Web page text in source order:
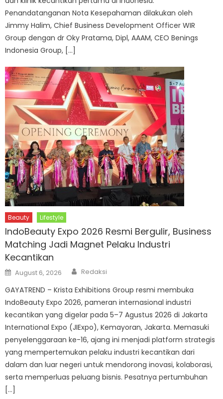
Penandatanganan Nota Kesepahaman dilakukan oleh
Jimmy Halim, Chief Business Development Officer WIR
Group dengan dr Oky Pratama, Dipl, AAAM, CEO Benings
Indonesia Group, […]
Beauty Lifestyle
IndoBeauty Expo 2026 Resmi Bergulir, Business
Matching Jadi Magnet Pelaku Industri
Kecantikan
Posted
on
August 6, 2026 Author
Redaksi
GAYATREND – Krista Exhibitions Group resmi membuka
IndoBeauty Expo 2026, pameran internasional industri
kecantikan yang digelar pada 5–7 Agustus 2026 di Jakarta
International Expo (JIExpo), Kemayoran, Jakarta. Memasuki
penyelenggaraan ke-16, ajang ini menjadi platform strategis
yang mempertemukan pelaku industri kecantikan dari
dalam dan luar negeri untuk mendorong inovasi, kolaborasi,
serta memperluas peluang bisnis. Pesatnya pertumbuhan
[…]